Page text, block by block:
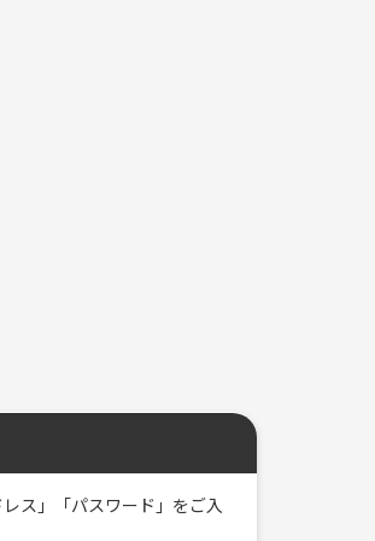
ス」「パスワード」をご入